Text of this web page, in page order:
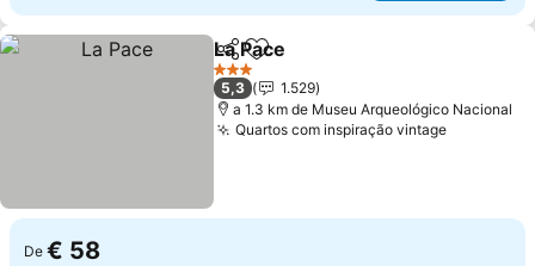
PartilharAdicionar aos favoritos
La Pace
3 Estrelas
5,3
1.529
a 1.3 km de Museu Arqueológico Nacional
Quartos com inspiração vintage
De € 58